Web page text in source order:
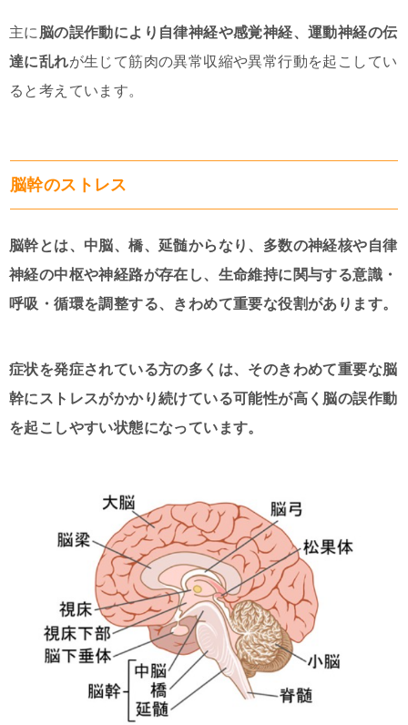
主に 脳の誤作動により自律神経や感覚神経、運動神経の伝
達に乱れが生じて筋肉の異常収縮や異常行動を起こしてい
ると考えています。
脳幹のストレス
脳幹とは、中脳、橋、延髄からなり、多数の神経核や自律
神経の中枢や神経路が存在し、生命維持に関与する意識・
呼吸・循環を調整する、きわめて重要な役割があります。
症状を発症されている方の多くは、そのきわめて重要な脳
幹にストレスがかかり続けている可能性が高く脳の誤作動
を起こしやすい状態になっています。